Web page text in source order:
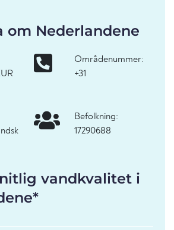
om Nederlandene
Områdenummer:
+31
Befolkning:
17290688
vandkvalitet i